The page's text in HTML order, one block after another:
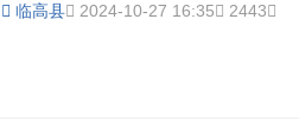
临高县 2024-10-27 16:35 2443